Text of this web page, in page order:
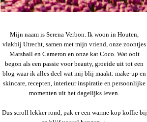
Mijn naam is Serena Verbon. Ik woon in Houten,
vlakbij Utrecht, samen met mijn vriend, onze zoontjes
Marshall en Cameron en onze kat Coco. Wat ooit
begon als een passie voor beauty, groeide uit tot een
blog waar ik alles deel wat mij blij maakt: make-up en
skincare, recepten, interieur inspiratie en persoonlijke
momenten uit het dagelijks leven.
Dus scroll lekker rond, pak er een warme kop koffie bij